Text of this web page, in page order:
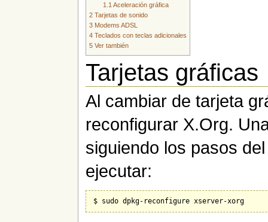
1.1 Aceleración gráfica
2 Tarjetas de sonido
3 Modems ADSL
4 Teclados con teclas adicionales
5 Ver también
Tarjetas gráficas
Al cambiar de tarjeta
reconfigurar X.Org.
siguiendo los pasos
ejecutar: